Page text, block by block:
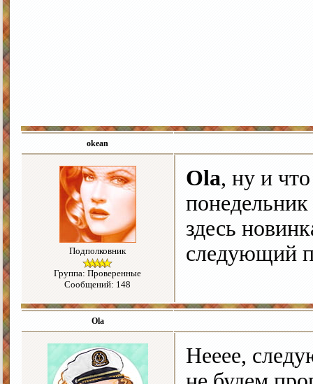
okean
Подполковник
Группа: Проверенные
Сообщений: 148
Ola, ну и
здесь
следующий
Ola
Нееее,